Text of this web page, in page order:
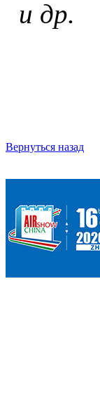
и др.
Вернуться назад